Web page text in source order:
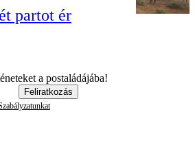
partot ér
a postaládájába!
Feliratkozás